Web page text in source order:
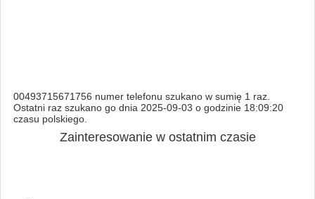
00493715671756 numer telefonu szukano w sumię 1 raz.
Ostatni raz szukano go dnia 2025-09-03 o godzinie 18:09:20
czasu polskiego.
Zainteresowanie w ostatnim czasie